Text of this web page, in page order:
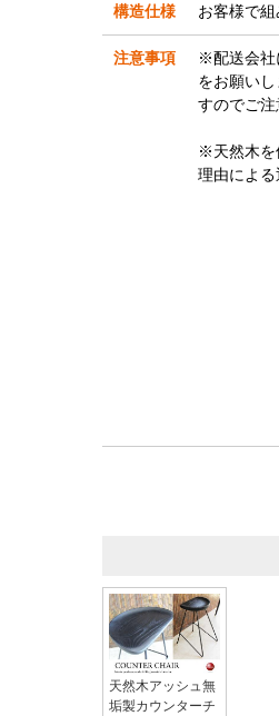
構造仕様 お客様で
注意事項
※配送会社
をお願い
すのでご注
※天然木を
理由による
天然木アッシュ無
垢製カウンターチ